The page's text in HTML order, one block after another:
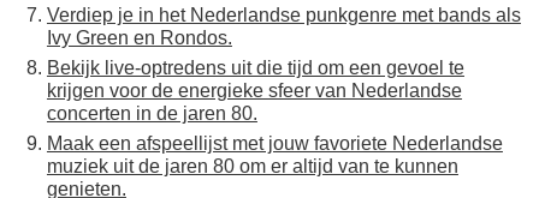
Verdiep je in het Nederlandse punkgenre met bands als
Ivy Green en Rondos.
Bekijk live-optredens uit die tijd om een gevoel te
krijgen voor de energieke sfeer van Nederlandse
concerten in de jaren 80.
Maak een afspeellijst met jouw favoriete Nederlandse
muziek uit de jaren 80 om er altijd van te kunnen
genieten.